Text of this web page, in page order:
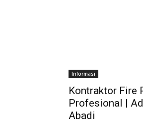
Informasi
Kontraktor Fire
Profesional |
Abadi